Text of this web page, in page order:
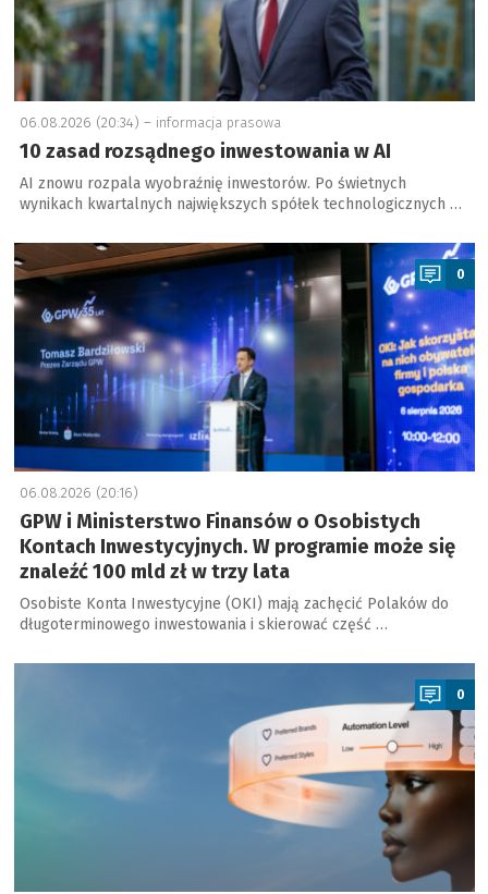
06.08.2026 (20:34) – informacja prasowa
10 zasad rozsądnego inwestowania w AI
AI znowu rozpala wyobraźnię inwestorów. Po świetnych
wynikach kwartalnych największych spółek technologicznych …
a
0
06.08.2026 (20:16)
GPW i Ministerstwo Finansów o Osobistych
Kontach Inwestycyjnych. W programie może się
znaleźć 100 mld zł w trzy lata
Osobiste Konta Inwestycyjne (OKI) mają zachęcić Polaków do
długoterminowego inwestowania i skierować część …
a
0